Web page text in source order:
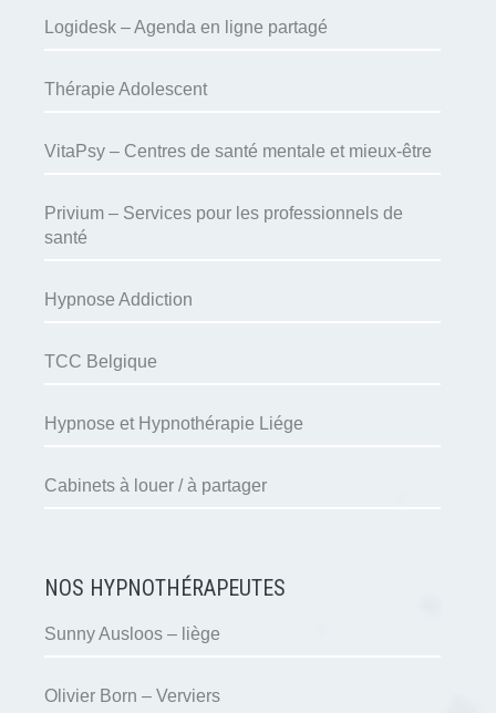
Logidesk – Agenda en ligne partagé
Thérapie Adolescent
VitaPsy – Centres de santé mentale et mieux-être
Privium – Services pour les professionnels de
santé
Hypnose Addiction
TCC Belgique
Hypnose et Hypnothérapie Liége
Cabinets à louer / à partager
NOS HYPNOTHÉRAPEUTES
Sunny Ausloos – liège
Olivier Born – Verviers